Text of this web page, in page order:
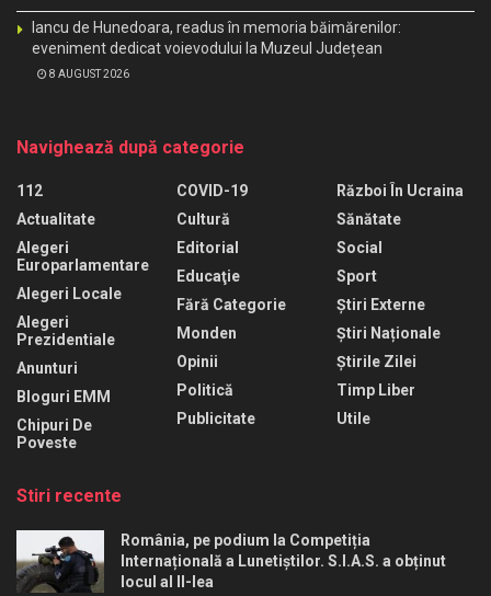
Iancu de Hunedoara, readus în memoria băimărenilor:
eveniment dedicat voievodului la Muzeul Județean
8 AUGUST 2026
Navighează după categorie
112
Actualitate
Alegeri
Europarlamentare
Alegeri Locale
Alegeri
Prezidentiale
Anunturi
Bloguri EMM
Chipuri De
Poveste
COVID-19
Cultură
Editorial
Educaţie
Fără Categorie
Monden
Opinii
Politică
Publicitate
Război În Ucraina
Sănătate
Social
Sport
Știri Externe
Știri Naționale
Știrile Zilei
Timp Liber
Utile
Stiri recente
România, pe podium la Competiția
Internațională a Lunetiștilor. S.I.A.S. a obținut
locul al II-lea